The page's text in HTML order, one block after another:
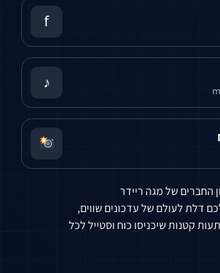
החברים של מגה ריידר
דלת לעולם של עדכונים שווים,
קטנות שיכניסו כוח וסטייל לכל
f
♪